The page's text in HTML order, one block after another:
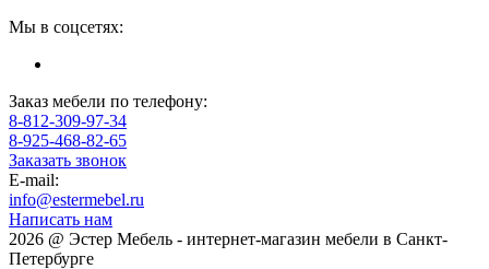
Мы в соцсетях:
Заказ мебели по телефону:
8-812-309-97-34
8-925-468-82-65
Заказать звонок
E-mail:
info@estermebel.ru
Написать нам
2026 @ Эстер Мебель - интернет-магазин мебели в Санкт-
Петербурге